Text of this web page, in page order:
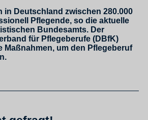
in Deutschland zwischen 280.000
Pflegende, so die aktuelle
Bundesamts. Der
für Pflegeberufe (DBfK)
Maßnahmen, um den Pflegeberuf